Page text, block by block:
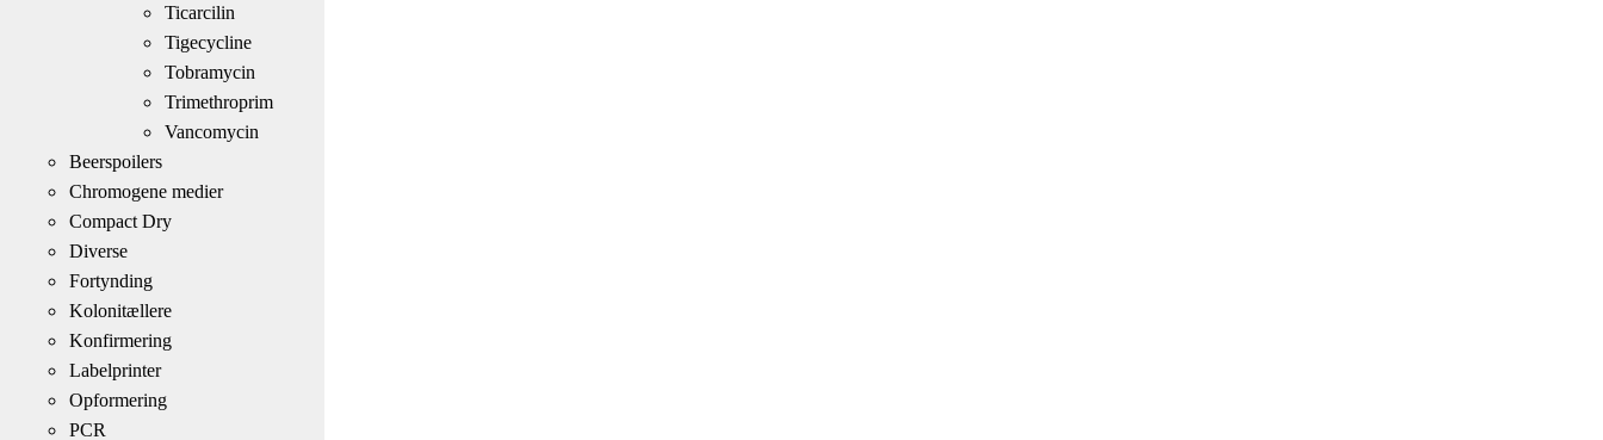
Ticarcilin
Tigecycline
Tobramycin
Trimethroprim
Vancomycin
Beerspoilers
Chromogene medier
Compact Dry
Diverse
Fortynding
Kolonitællere
Konfirmering
Labelprinter
Opformering
PCR